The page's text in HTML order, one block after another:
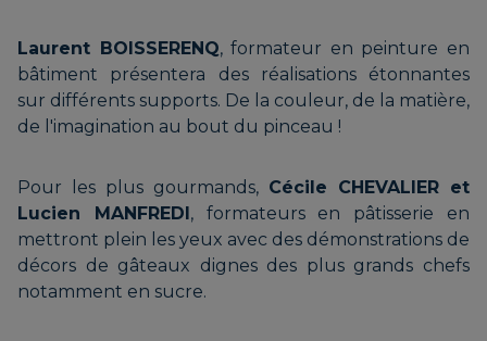
BRANDNER Kati | ATELIER
DELL'ARTE
BREDELOUX Laurent |
PATT’CHAU
ROMMENS Sophie | La B.A.E.
TOYE Frédéric | Brasserie de
Céuze
Laurent BOISSERENQ, formateur en peinture en
bâtiment présentera des réalisations étonnantes
sur différents supports. De la couleur, de la matière,
de l'imagination au bout du pinceau !
Pour les plus gourmands, Cécile CHEVALIER et
Lucien MANFREDI, formateurs en pâtisserie en
mettront plein les yeux avec des démonstrations de
décors de gâteaux dignes des plus grands chefs
notamment en sucre.